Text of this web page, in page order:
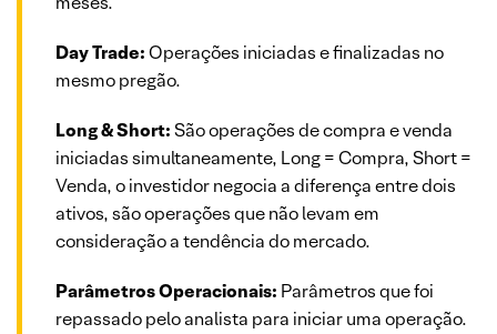
Day Trade:Operações iniciadas e finalizadas no
mesmo pregão.
Long & Short:São operações de compra e venda
iniciadas simultaneamente, Long = Compra, Short =
Venda, o investidor negocia a diferença entre dois
ativos, são operações que não levam em
consideração a tendência do mercado.
Parâmetros Operacionais: Parâmetros que foi
repassado pelo analista para iniciar uma operação.